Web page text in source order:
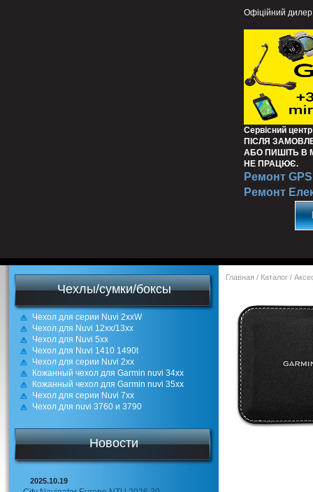
Офіційний дилер
Сервісний
ПІСЛЯ
АБО ПИШІТЬ В
НЕ ПРАЦЮЄ.
Ремонт GPS
Ремонт
Чехлы/сумки/боксы
Чехол для серии Nuvi 2xxW
Чехол для Nuvi 12xx/13хх
Чехол для Nuvi 5xx
Чехол для Nuvi 1410 1490t
Чехол для серии Nuvi 2xx
Кожанный чехол для Garmin nuvi 34xx
Кожанный чехол для Garmin nuvi 35xx
Чехол для серии Nuvi 7xx
Чехол для nuvi 3760 и 3790
Новости
2025.10.19
Главная / Каталог /